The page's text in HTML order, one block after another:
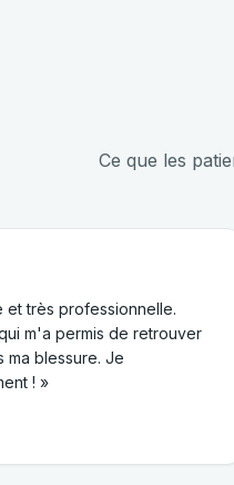
Ce que les
et très professionnelle.
m'a permis de retrouver
ma blessure. Je
! »